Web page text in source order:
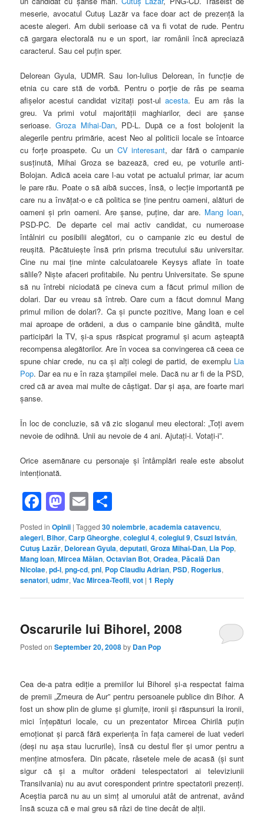
meserie, avocatul Cutuş Lazăr va face doar act de prezenţă la
aceste alegeri. Am dubii serioase că va fi votat de rude. Pentru
că gargara electorală nu e un sport, iar românii încă apreciază
caracterul. Sau cel puţin sper.
Delorean Gyula, UDMR. Sau Ion-Iulius Delorean, în funcţie de
etnia cu care stă de vorbă. Pentru o porţie de râs pe seama
afişelor acestui candidat vizitaţi post-ulacesta. Eu am râs la
greu. Va primi votul majorităţii maghiarilor, deci are şanse
serioase.Groza Mihai-Dan, PD-L. După ce a fost bolojenit la
alegerile pentru primărie, acest Neo al politicii locale se întoarce
cu forţe proaspete. Cu un CV interesant, dar fără o campanie
susţinută, Mihai Groza se bazează, cred eu, pe voturile anti-
Bolojan. Adică aceia care l-au votat pe actualul primar, iar acum
le pare rău. Poate o să aibă succes, însă, o lecţie importantă pe
care nu a învăţat-o e că politica se ţine pentru oameni, alături de
oameni şi prin oameni. Are şanse, puţine, dar are. Mang Ioan,
PSD-PC. De departe cel mai activ candidat, cu numeroase
întâlniri cu posibilii alegători, cu o campanie zic eu destul de
reuşită. Păcătuieşte însă prin prisma trecutului său universitar.
Cine nu mai ţine minte calculatoarele Keysys aflate în toate
sălile? Nişte afaceri profitabile. Nu pentru Universitate. Se spune
să nu întrebi niciodată pe cineva cum a făcut primul milion de
dolari. Dar eu vreau să întreb. Oare cum a făcut domnul Mang
primul milion de dolari?. Ca şi puncte pozitive, Mang Ioan e cel
mai aproape de orădeni, a dus o campanie bine gândită, multe
participări la TV, şi-a spus răspicat programul şi acum aşteaptă
recompensa alegătorilor. Are în vocea sa convingerea că ceea ce
spune chiar crede, nu ca şi alţi colegi de partid, de exemplu Lia
Pop. Dar ea nu e în raza ştampilei mele. Dacă nu ar fi de la PSD,
cred că ar avea mai multe de câştigat. Dar şi aşa, are foarte mari
şanse.
În loc de concluzie, să vă zic sloganul meu electoral: „Toţi avem
nevoie de odihnă. Unii au nevoie de 4 ani. Ajutaţi-i. Votaţi-i”.
Orice asemănare cu personaje şi întâmplări reale este absolut
intenţionată.
Facebook
Mastodon
Email
Posted in Opinii |Tagged 30 noiembrie,academia catavencu,
alegeri, Bihor,Carp Gheorghe,colegiul 4,colegiul 9,Csuzi István,
Cutuş Lazăr, Delorean Gyula,deputati,Groza Mihai-Dan, Lia Pop,
Mang Ioan,Mircea Mălan,Octavian Bot,Oradea, Păcală Dan
Nicolae,pd-l,png-cd,pnl, Pop Claudiu Adrian, PSD, Rogerius,
senatori,udmr,Vac Mircea-Teofil,vot |1 Reply
Oscarurile lui Bihorel, 2008
Posted onSeptember 20, 2008by Dan Pop
Cea de-a patra ediţie a premiilor lui Bihorel şi-a respectat faima
de premii „Zmeura de Aur” pentru persoanele publice din Bihor. A
fost un show plin de glume şi glumiţe, ironii şi răspunsuri la ironii,
mici înţepături locale, cu un prezentator Mircea Chirilă puţin
emoţionat şi parcă fără experienţa în faţa camerei de luat vederi
(deşi nu aşa stau lucrurile), însă cu destul fler şi umor pentru a
menţine atmosfera. Din păcate, râsetele mele de acasă (şi sunt
sigur că şi a multor orădeni telespectatori ai televiziunii
Transilvania) nu au avut corespondent printre spectatorii prezenţi.
Aceştia parcă nu au un simţ al umorului atât de antrenat, având
însă scuza că e mai greu să râzi de tine decât de alţii.